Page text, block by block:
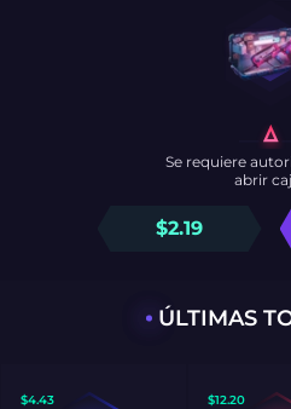
$2.19
Se requiere
abrir
ÚLTIMAS
$4.43 $12.20